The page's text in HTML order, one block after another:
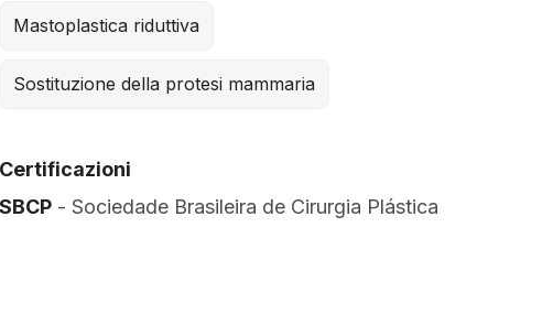
Mastoplastica riduttiva
Sostituzione della protesi mammaria
Certificazioni
SBCP - Sociedade Brasileira de Cirurgia Plástica